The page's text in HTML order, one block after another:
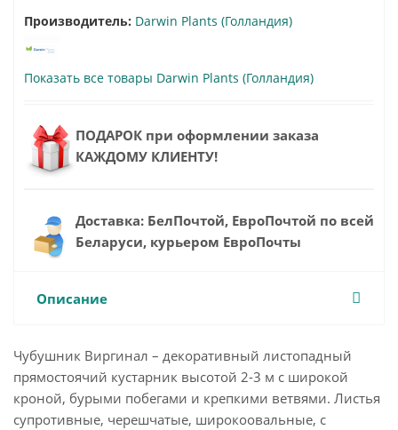
Производитель: Darwin Plants (Голландия)
Показать все товары Darwin Plants (Голландия)
ПОДАРОК при оформлении заказа
КАЖДОМУ КЛИЕНТУ!
Доставка: БелПочтой, ЕвроПочтой по всей
Беларуси, курьером ЕвроПочты
Описание
Чубушник Виргинал – декоративный листопадный
прямостоячий кустарник высотой 2-3 м с широкой
кроной, бурыми побегами и крепкими ветвями. Листья
супротивные, черешчатые, широкоовальные, с